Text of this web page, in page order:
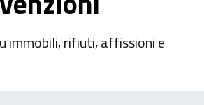
immobili, rifiuti, affissioni e